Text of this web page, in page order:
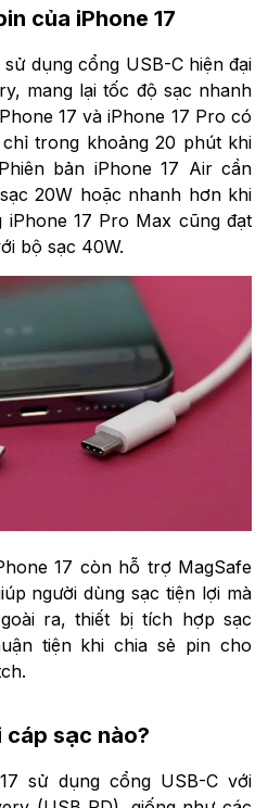
của iPhone 17
dụng cổng USB-C hiện đại
mang lại tốc độ sạc nhanh
17 và iPhone 17 Pro có
trong khoảng 20 phút khi
bản iPhone 17 Air cần
20W hoặc nhanh hơn khi
iPhone 17 Pro Max cũng đạt
bộ sạc 40W.
17 còn hỗ trợ MagSafe
người dùng sạc tiện lợi mà
ra, thiết bị tích hợp sạc
tiện khi chia sẻ pin cho
cáp sạc nào?
sử dụng cổng USB-C với